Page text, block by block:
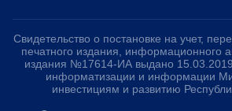
Свидетельство о постановке на учет,
печатного издания, информационного
издания №17614-ИА выдано 15.03.2019
информатизации и информации
инвестициям и развитию